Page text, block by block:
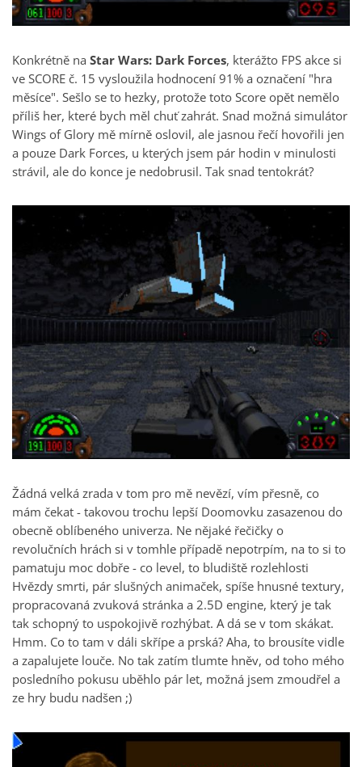
Konkrétně na Star Wars: Dark Forces, kterážto FPS akce si
ve SCORE č. 15 vysloužila hodnocení 91% a označení "hra
měsíce". Sešlo se to hezky, protože toto Score opět nemělo
příliš her, které bych měl chuť zahrát. Snad možná simulátor
Wings of Glory mě mírně oslovil, ale jasnou řečí hovořili jen
a pouze Dark Forces, u kterých jsem pár hodin v minulosti
strávil, ale do konce je nedobrusil. Tak snad tentokrát?
Žádná velká zrada v tom pro mě nevězí, vím přesně, co
mám čekat - takovou trochu lepší Doomovku zasazenou do
obecně oblíbeného univerza. Ne nějaké řečičky o
revolučních hrách si v tomhle případě nepotrpím, na to si to
pamatuju moc dobře - co level, to bludiště rozlehlosti
Hvězdy smrti, pár slušných animaček, spíše hnusné textury,
propracovaná zvuková stránka a 2.5D engine, který je tak
tak schopný to uspokojivě rozhýbat. A dá se v tom skákat.
Hmm. Co to tam v dáli skřípe a prská? Aha, to brousíte vidle
a zapalujete louče. No tak zatím tlumte hněv, od toho mého
posledního pokusu uběhlo pár let, možná jsem zmoudřel a
ze hry budu nadšen ;)